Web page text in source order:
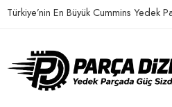
Türkiye’nin En Büyük Cummins Yedek